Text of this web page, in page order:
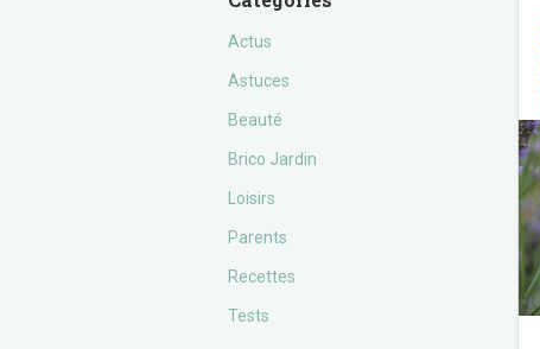
Actus
Astuces
Beauté
Brico Jardin
Loisirs
Parents
Recettes
Tests